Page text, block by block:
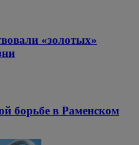
«золотых»
борьбе в Раменском